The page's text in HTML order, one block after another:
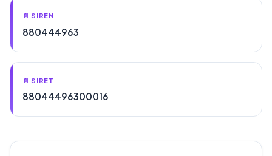
📄 SIREN
880444963
📄 SIRET
88044496300016